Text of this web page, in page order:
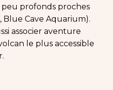
peu profonds proches
Blue Cave Aquarium).
associer aventure
le plus accessible